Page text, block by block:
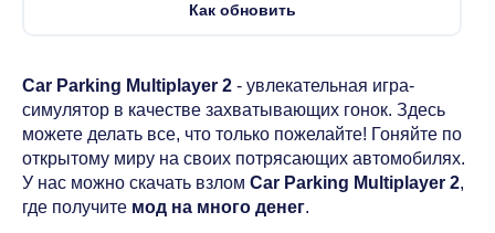
Как обновить
Car Parking Multiplayer 2 - увлекательная игра-
симулятор в качестве захватывающих гонок. Здесь
можете делать все, что только пожелайте! Гоняйте по
открытому миру на своих потрясающих автомобилях.
У нас можно скачать взлом Car Parking Multiplayer 2,
где получите мод на много денег.